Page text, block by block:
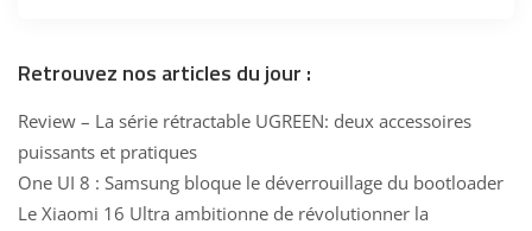
Retrouvez nos articles du jour :
Review – La série rétractable UGREEN: deux accessoires
puissants et pratiques
One UI 8 : Samsung bloque le déverrouillage du bootloader
Le Xiaomi 16 Ultra ambitionne de révolutionner la